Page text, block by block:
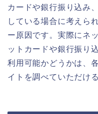
カードや銀行振り込み
している場合に考えら
ー原因です。実際にネ
ットカードや銀行振り
利用可能かどうかは、
イトを調べていただけ